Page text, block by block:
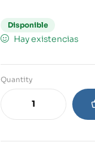
Disponible
Hay existencias
Quantity